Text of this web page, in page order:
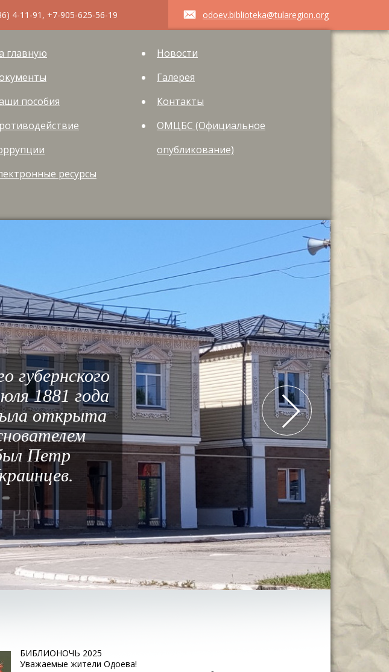
4-11-91, +7-905-625-56-19 odoev.biblioteka@tularegion.org
главную
пособия
ресурсы
Новости
Галерея
Контакты
ОМЦБС (Официальное
опубликование)
губернского
1881 года
открыта
Петр
БИБЛИОНОЧЬ 2025
Уважаемые жители Одоева!